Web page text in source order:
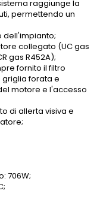
raggiunge la
permettendo un
dell'impianto;
collegato (UC gas
gas R452A);
fornito il filtro
forata e
motore e l'accesso
di allerta visiva e
706W;